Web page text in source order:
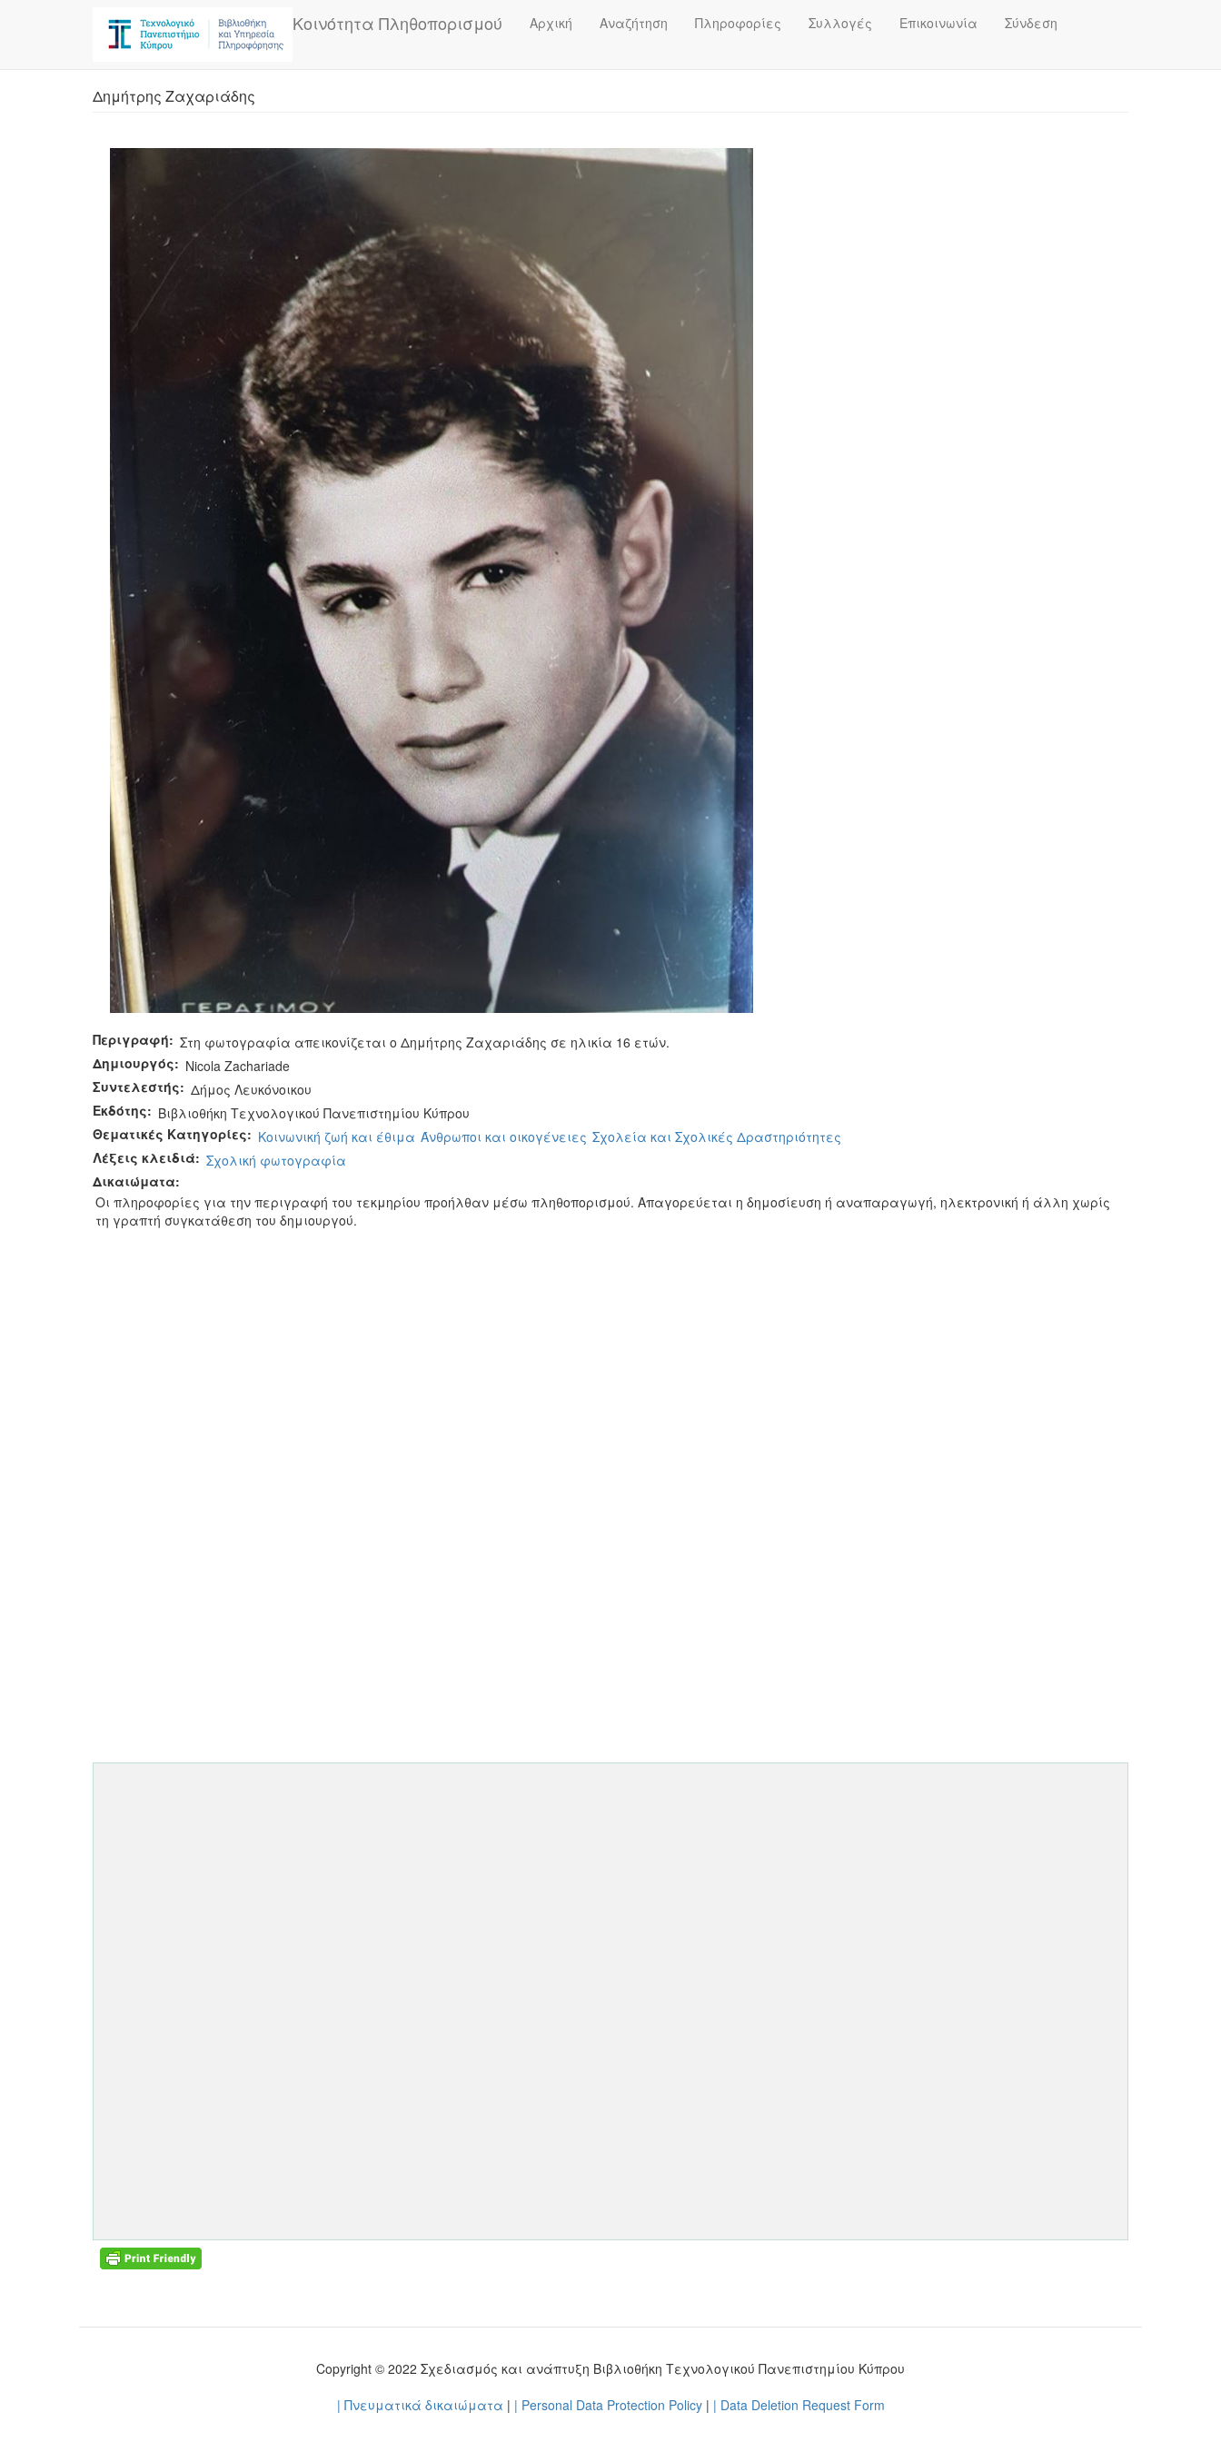
Κοινότητα Πληθοπορισμού Αρχική Αναζήτηση Πληροφορίες Συλλογές Επικοινωνία Σύνδεση
Δημήτρης Ζαχαριάδης
Περιγραφή: Στη φωτογραφία απεικονίζεται ο Δημήτρης Ζαχαριάδης σε ηλικία 16 ετών.
Δημιουργός: Nicola Zachariade
Συντελεστής: Δήμος Λευκόνοικου
Εκδότης: Βιβλιοθήκη Τεχνολογικού Πανεπιστημίου Κύπρου
Θεματικές Κατηγορίες: Κοινωνική ζωή και έθιμα Άνθρωποι και οικογένειες Σχολεία και Σχολικές Δραστηριότητες
Λέξεις κλειδιά: Σχολική φωτογραφία
Δικαιώματα:
Οι πληροφορίες για την περιγραφή του τεκμηρίου προήλθαν μέσω πληθοπορισμού. Απαγορεύεται η δημοσίευση ή αναπαραγωγή, ηλεκτρονική ή άλλη χωρίς
τη γραπτή συγκατάθεση του δημιουργού.
Copyright © 2022 Σχεδιασμός και ανάπτυξη Βιβλιοθήκη Τεχνολογικού Πανεπιστημίου Κύπρου
| Πνευματικά δικαιώματα | | Personal Data Protection Policy| | Data Deletion Request Form